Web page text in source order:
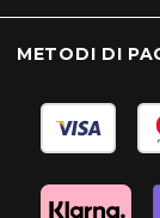
METODI DI